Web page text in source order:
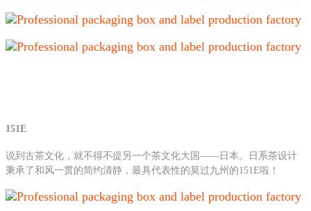
151E
说到古茶文化，就不得不提另一个茶文化大国——日本。日系茶设计
秉承了和风一贯的简约清静，最具代表性的莫过九州的151E啦！